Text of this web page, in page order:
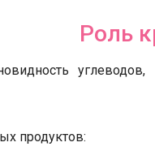
Роль
продуктов: